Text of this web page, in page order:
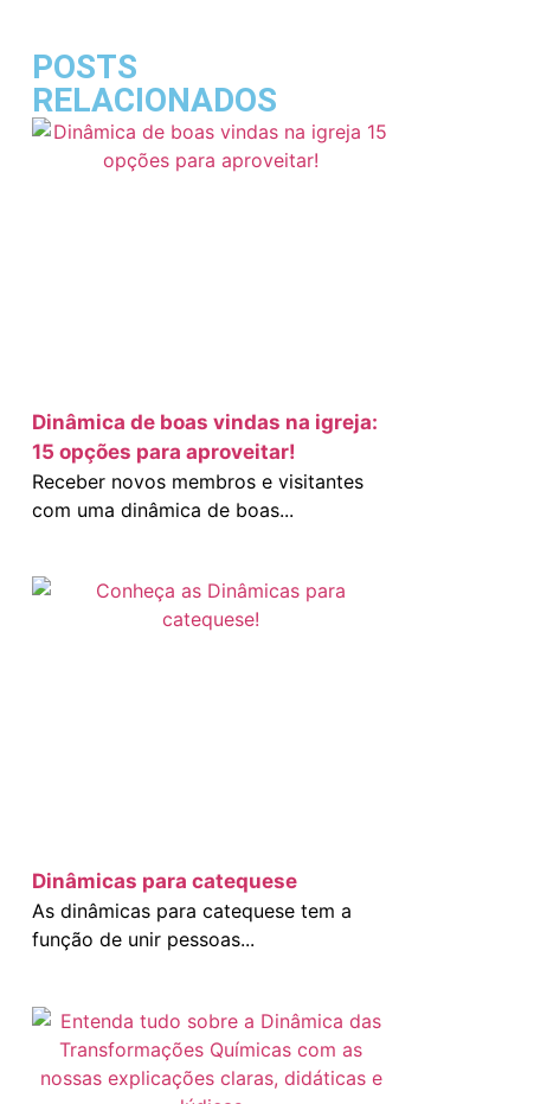
POSTS
RELACIONADOS
Dinâmica de boas vindas na igreja:
15 opções para aproveitar!
Receber novos membros e visitantes
com uma dinâmica de boas...
Dinâmicas para catequese
As dinâmicas para catequese tem a
função de unir pessoas...